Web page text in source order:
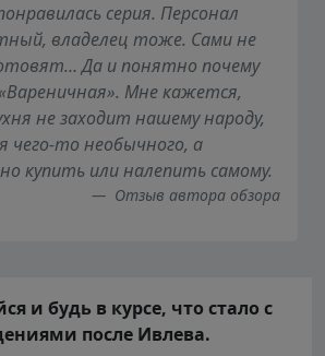
серия. Персонал
владелец тоже. Сами не
Да и понятно почему
Мне кажется,
не заходит нашему народу,
чего-то необычного, а
купить или налепить самому.
Отзыв автора обзора
и будь в курсе, что стало с
после Ивлева.